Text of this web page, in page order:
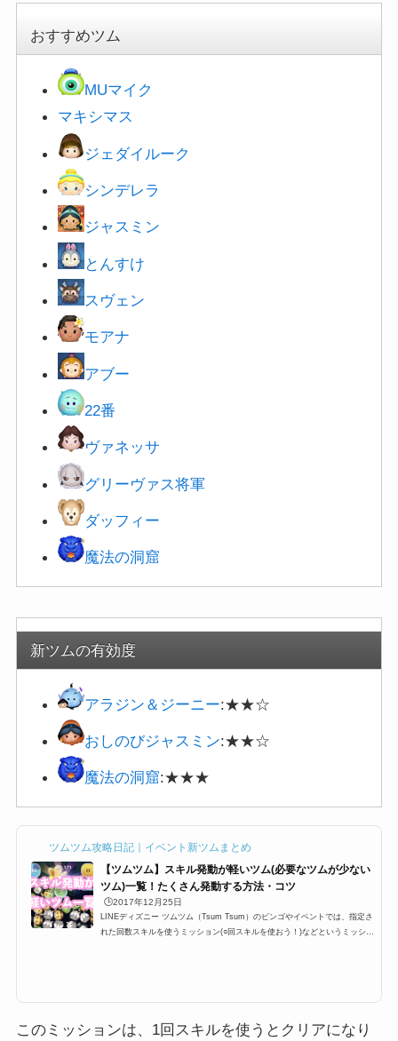
おすすめツム
MUマイク
マキシマス
ジェダイルーク
シンデレラ
ジャスミン
とんすけ
スヴェン
モアナ
アブー
22番
ヴァネ ッサ
グリーヴァス将軍
ダッフィー
魔法の洞窟
新ツムの有効度
アラジン＆ジーニー:★★☆
おしのびジャスミン:★★☆
魔法の洞窟:★★★
ツムツム攻略日記｜イベント新ツムまとめ
【ツムツム】スキル発動が軽いツム(必要なツムが少ない
ツム)一覧！たくさん発動する方法・コツ
🕒️2017年12月25日
LINEディズニー ツムツム（Tsum Tsum）のビンゴやイベントでは、指定さ
れた回数スキルを使うミッション(○回スキルを使おう！)などというミッショ
「1プレイでスキルを○回使...
このミッションは、1回スキルを使うとクリアになり